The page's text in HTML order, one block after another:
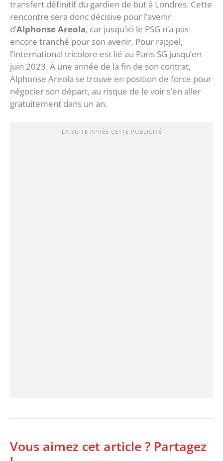
transfert définitif du gardien de but à Londres. Cette
rencontre sera donc décisive pour l’avenir
d’Alphonse Areola, car jusqu’ici le PSG n’a pas
encore tranché pour son avenir. Pour rappel,
l’international tricolore est lié au Paris SG jusqu’en
juin 2023. À une année de la fin de son contrat,
Alphonse Areola se trouve en position de force pour
négocier son départ, au risque de le voir s’en aller
gratuitement dans un an.
LA SUITE APRÈS CETTE PUBLICITÉ
Vous aimez cet article ? Partagez